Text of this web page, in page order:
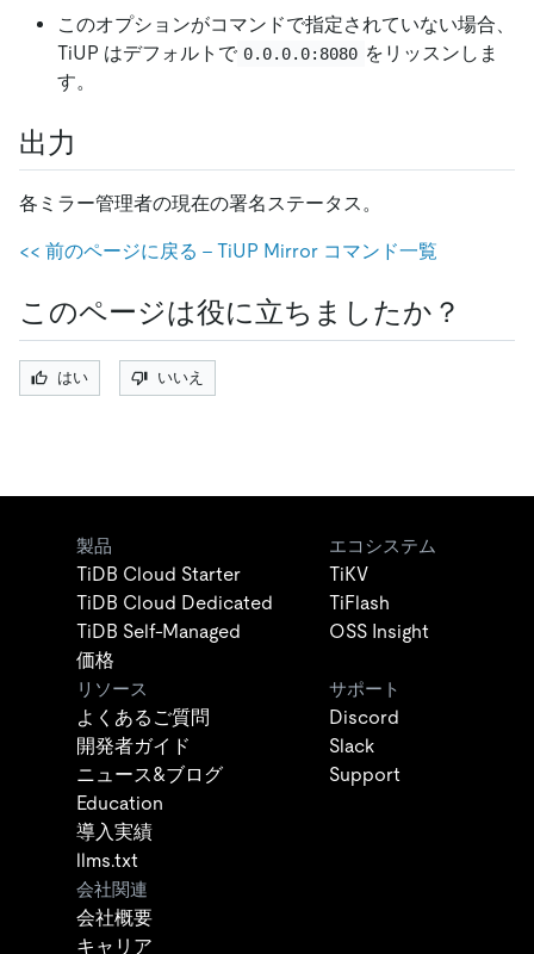
このオプションがコマンドで指定されていない場合、
TiUP はデフォルトで 0.0.0.0:8080 をリッスンしま
す。
出力
各ミラー管理者の現在の署名ステータス。
<< 前のページに戻る - TiUP Mirror コマンド一覧
このページは役に立ちましたか？
はい いいえ
製品
TiDB Cloud Starter
TiDB Cloud Dedicated
TiDB Self-Managed
価格
エコシステム
TiKV
TiFlash
OSS Insight
リソース
よくあるご質問
開発者ガイド
ニュース&ブログ
Education
導入実績
llms.txt
サポート
Discord
Slack
Support
会社関連
会社概要
キャリア